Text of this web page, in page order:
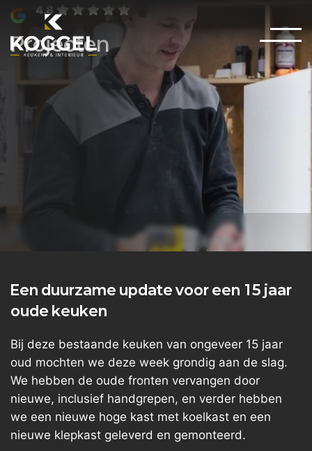
4.8
Projecten
Een duurzame update voor een 15 jaar
oude keuken
Bij deze bestaande keuken van ongeveer 15 jaar
oud mochten we deze week grondig aan de slag.
We hebben de oude fronten vervangen door
nieuwe, inclusief handgrepen, en verder hebben
we een nieuwe hoge kast met koelkast en een
nieuwe klepkast geleverd en gemonteerd.